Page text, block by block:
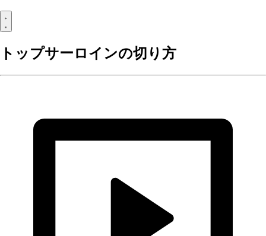
トップサーロインの切り方